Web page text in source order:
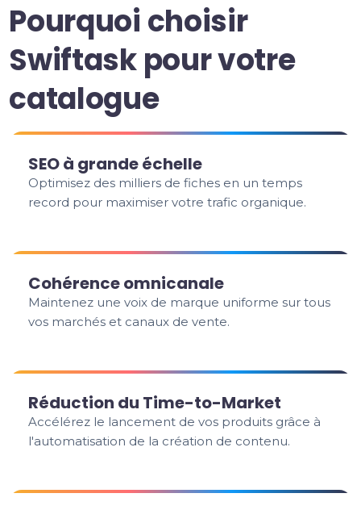
Pourquoi choisir
Swiftask pour votre
catalogue
SEO à grande échelle
Optimisez des milliers de fiches en un temps
record pour maximiser votre trafic organique.
Cohérence omnicanale
Maintenez une voix de marque uniforme sur tous
vos marchés et canaux de vente.
Réduction du Time-to-Market
Accélérez le lancement de vos produits grâce à
l'automatisation de la création de contenu.